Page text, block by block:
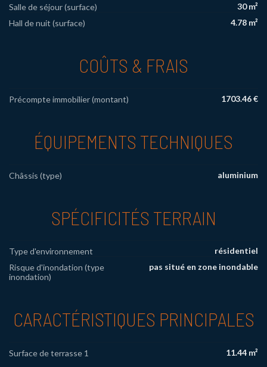
Salle de séjour (surface)
30 m²
Hall de nuit (surface)
4.78 m²
COÛTS & FRAIS
Précompte immobilier (montant) 1703.46 €
ÉQUIPEMENTS TECHNIQUES
Châssis (type) aluminium
SPÉCIFICITÉS TERRAIN
Type d'environnement
résidentiel
Risque d'inondation (type
inondation)
pas situé en zone inondable
CARACTÉRISTIQUES PRINCIPALES
Surface de terrasse 1 11.44 m²